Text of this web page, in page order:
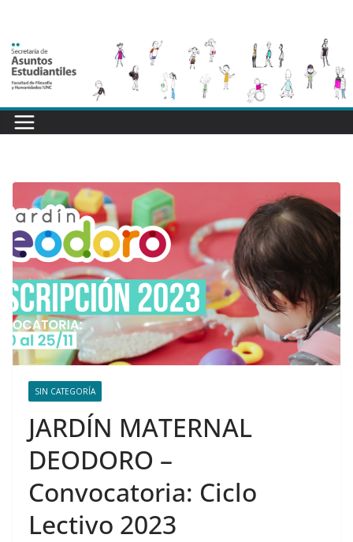
contenido
SIN CATEGORÍA
JARDÍN MATERNAL
DEODORO –
Convocatoria: Ciclo
Lectivo 2023